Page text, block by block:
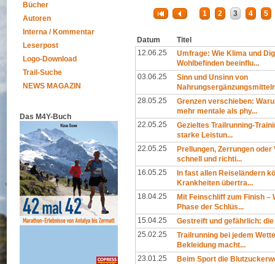
Bücher
Autoren
Interna / Kommentar
Leserpost
Logo-Download
Trail-Suche
NEWS MAGAZIN
Das M4Y-Buch
1 2 3 4 5
Datum
Titel
12.06.25
Umfrage: Wie Klima und
Wohlbefinden beeinflu...
03.06.25
Sinn und Unsinn von
28.05.25
Grenzen verschieben:
mehr mentale als phy...
22.05.25
Gezieltes Trailrunning-
starke Leistun...
22.05.25
Prellungen, Zerrungen
schnell und richti...
16.05.25
In fast allen Reiseländern
Krankheiten übertra...
18.04.25
Mit Feinschliff zum Finish –
Phase der Schlüs...
15.04.25
Gestreift und gefährlich:
25.02.25
Trailrunning bei jedem
Bekleidung macht...
23.01.25
Beim Sport die